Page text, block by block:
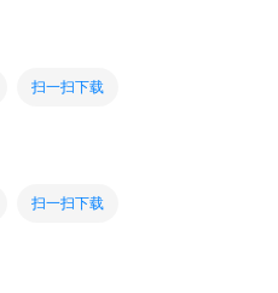
扫一扫下载
扫一扫下载